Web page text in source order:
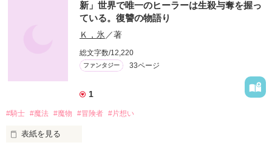
これは、とある勇敢な冒険者（少女）と プレイボーイの純愛な
＿＿＿＿＿＿＿＿＿＿＿＿＿＿＿＿＿＿
作品を読む
新」世界で唯一のヒーラーは生殺与奪を握っ
ている。復讐の物語り
Ｋ，氷 ／著
総文字数/12,220
ファンタジー 33ページ
1
#騎士 #魔法 #魔物 #冒険者 #片想い
表紙を見る